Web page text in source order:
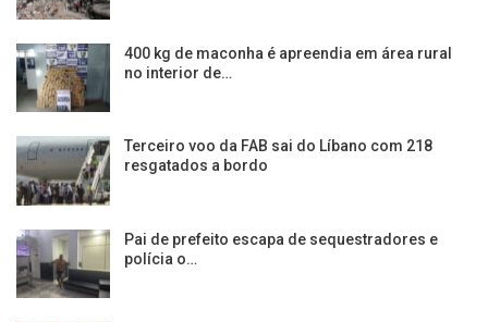
400 kg de maconha é apreendia em área rural
no interior de…
Terceiro voo da FAB sai do Líbano com 218
resgatados a bordo
Pai de prefeito escapa de sequestradores e
polícia o…